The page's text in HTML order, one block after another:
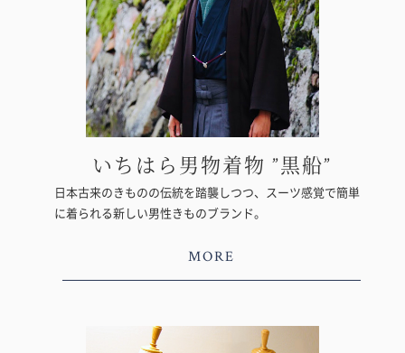
いちはら男物着物 ”黒船”
日本古来のきものの伝統を踏襲しつつ、スーツ感覚で簡単
に着られる新しい男性きものブランド。
MORE